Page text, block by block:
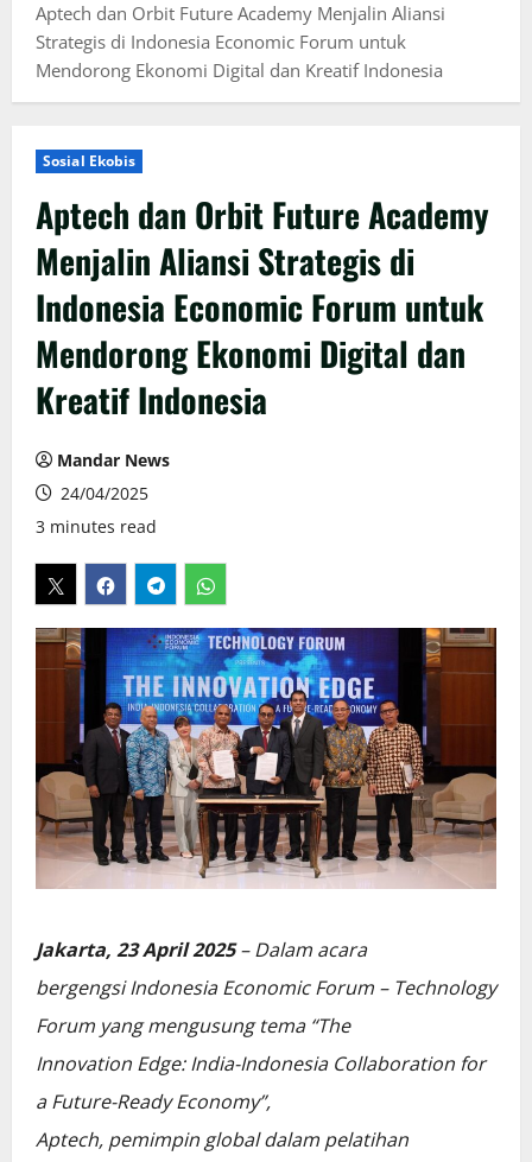
Aptech dan Orbit Future Academy Menjalin Aliansi
Strategis di Indonesia Economic Forum untuk
Mendorong Ekonomi Digital dan Kreatif Indonesia
Sosial Ekobis
Aptech dan Orbit Future Academy
Menjalin Aliansi Strategis di
Indonesia Economic Forum untuk
Mendorong Ekonomi Digital dan
Kreatif Indonesia
Mandar News
24/04/2025
3 minutes read
Jakarta, 23 April 2025– Dalam acara
bergengsi Indonesia Economic Forum – Technology
Forum yang mengusung tema “The
Innovation Edge: India-Indonesia Collaboration for
a Future-Ready Economy”,
Aptech, pemimpin global dalam pelatihan